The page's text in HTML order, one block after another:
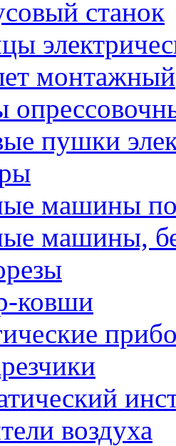
станок
монтажный
пушки
машины
машины,
ковши
воздуха